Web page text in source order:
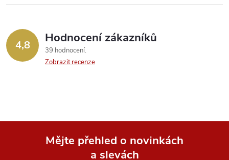
ý
p
u
4,8 Hodnocení zákazníků
39 hodnocení
Zobrazit recenze
Mějte přehled o novinkách
a slevách